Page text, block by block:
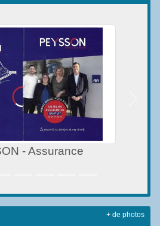
La Boulangerie des
+ de photos